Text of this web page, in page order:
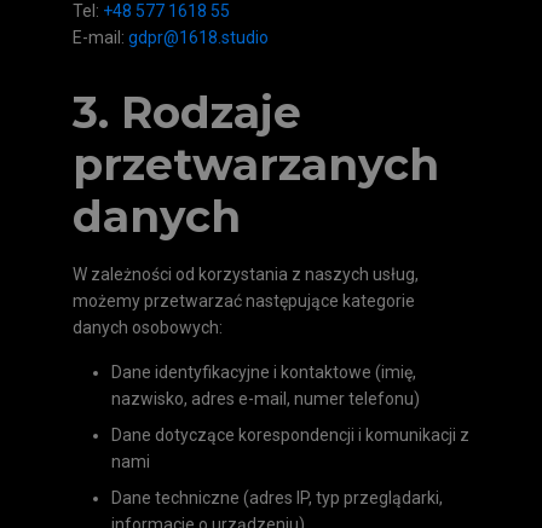
Tel: +48 577 1618 55
E-mail: gdpr@1618.studio
3. Rodzaje
przetwarzanych
danych
W zależności od korzystania z naszych usług,
możemy przetwarzać następujące kategorie
danych osobowych:
Dane identyfikacyjne i kontaktowe (imię,
nazwisko, adres e-mail, numer telefonu)
Dane dotyczące korespondencji i komunikacji z
nami
Dane techniczne (adres IP, typ przeglądarki,